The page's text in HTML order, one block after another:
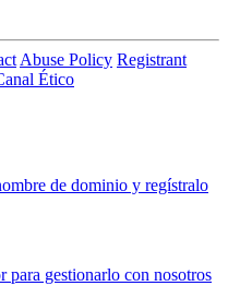
Abuse Policy Registrant
Ético
de dominio y regístralo
para gestionarlo con nosotros